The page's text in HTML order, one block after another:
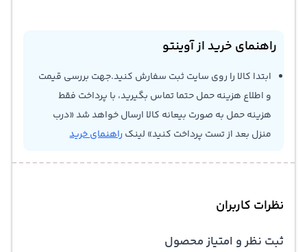
راهنمای خرید از آوینتو
ابتدا کالا را روی سایت ثبت سفارش کنید.جهت بررسی قیمت
و اطلاع هزینه حمل حتما تماس بگیرید، با پرداخت فقط
هزینه حمل به صورت بیعانه کالا ارسال خواهد شد «درب
منزل بعد از تست پرداخت کنید» لینک راهنمای خرید
نظرات کاربران
ثبت نظر و امتیاز محصول